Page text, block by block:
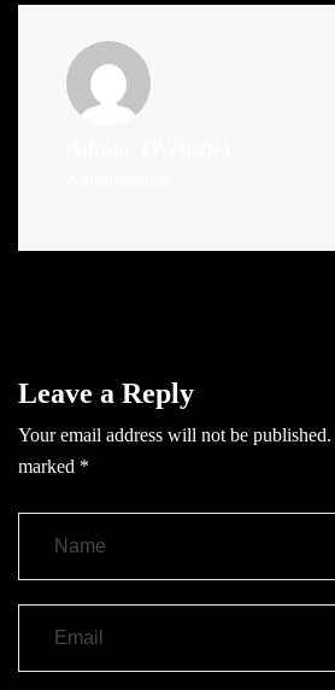
Leave a Reply
Your email address will not be published.
marked *